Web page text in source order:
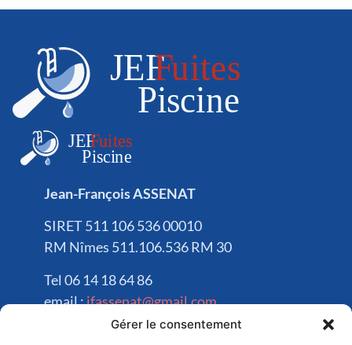
Gérer le consentement
Jean-François ASSENAT
SIRET 511 106 536 00010
RM Nîmes 511.106.536 RM 30
Tel 06 14 18 64 86
email :jfassenat@gmail.com